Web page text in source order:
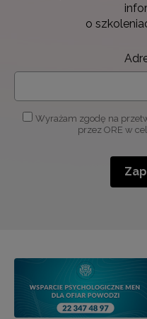
o
Wyrażam zgodę na
przez ORE w